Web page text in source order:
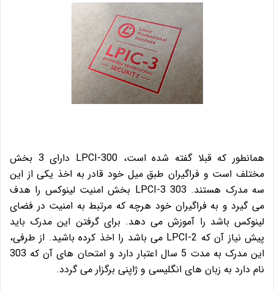
همانطور که قبلا گفته شده است، LPCI-300 دارای 3 بخش
مختلف است و فراگیران طبق میل خود قادر به اخذ یکی از این
سه مدرک هستند. LPCI-3 303 بخش امنیت لینوکس را هدف
می گیرد و به فراگیران خود هرچه که مرتبط به امنیت در فضای
لینوکس باشد را آموزش می دهد. برای گرفتن این مدرک باید
پیش نیاز آن که LPCI-2 می باشد را اخذ کرده باشید. از طرفی،
این مدرک به مدت 5 سال اعتبار دارد و امتحان های آن که 303
نام دارد به زبان های انگلیسی و ژاپنی برگزار می گردد.